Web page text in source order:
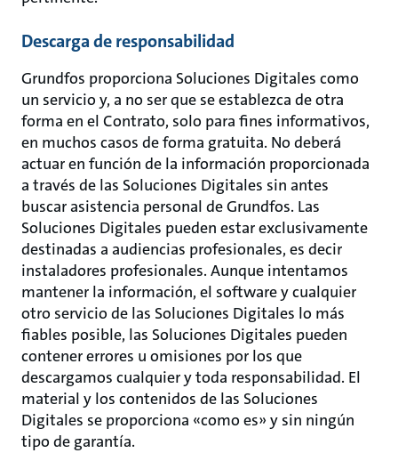
Descarga de responsabilidad
Grundfos proporciona Soluciones Digitales como
un servicio y, a no ser que se establezca de otra
forma en el Contrato, solo para fines informativos,
en muchos casos de forma gratuita. No deberá
actuar en función de la información proporcionada
a través de las Soluciones Digitales sin antes
buscar asistencia personal de Grundfos. Las
Soluciones Digitales pueden estar exclusivamente
destinadas a audiencias profesionales, es decir
instaladores profesionales. Aunque intentamos
mantener la información, el software y cualquier
otro servicio de las Soluciones Digitales lo más
fiables posible, las Soluciones Digitales pueden
contener errores u omisiones por los que
descargamos cualquier y toda responsabilidad. El
material y los contenidos de las Soluciones
Digitales se proporciona «como es» y sin ningún
tipo de garantía.